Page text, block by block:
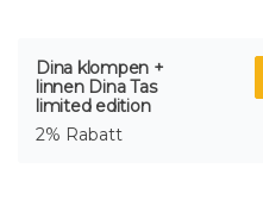
Dina klompen +
linnen Dina Tas
limited edition
2% Rabatt